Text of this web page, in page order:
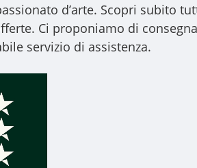
d’arte. Scopri subito
Ci proponiamo di
servizio di assistenza.